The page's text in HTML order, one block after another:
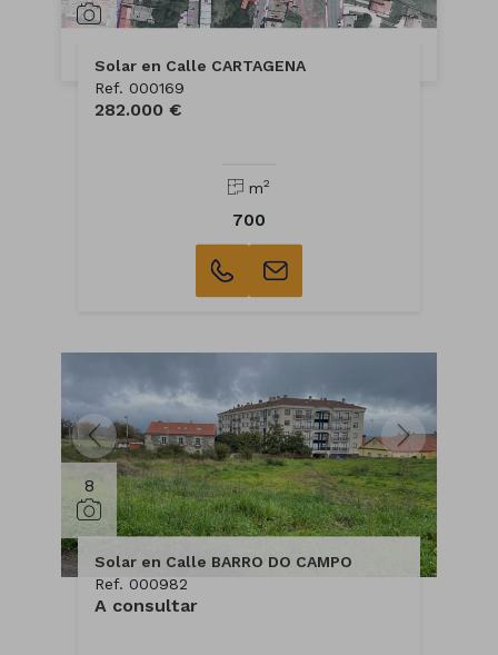
Solar en Calle CARTAGENA
Ref. 000169
282.000 €
m2
700
8
Solar en Calle BARRO DO CAMPO
Ref. 000982
A consultar